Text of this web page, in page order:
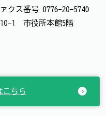
クス番号 0776-20-5740
1 市役所本館5階
こちら